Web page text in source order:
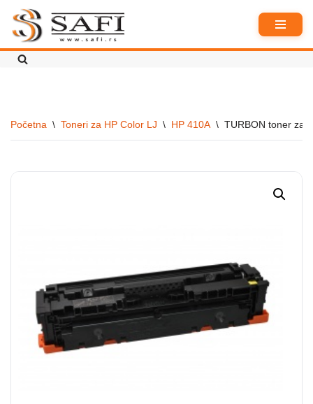
Skoči
na
Početna \ Toneri za HP Color LJ \ HP 410A \ TURBON toner za